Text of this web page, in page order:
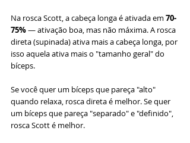
Na rosca Scott, a cabeça longa é ativada em 70-
75% — ativação boa, mas não máxima. A rosca
direta (supinada) ativa mais a cabeça longa, por
isso aquela ativa mais o "tamanho geral" do
bíceps.
Se você quer um bíceps que pareça "alto"
quando relaxa, rosca direta é melhor. Se quer
um bíceps que pareça "separado" e "definido",
rosca Scott é melhor.